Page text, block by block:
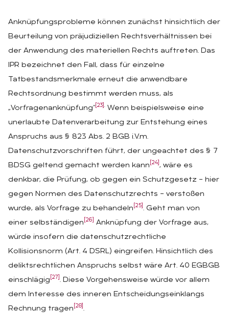
Anknüpfungsprobleme können zunächst hinsichtlich der
Beurteilung von präjudiziellen Rechtsverhältnissen bei
der Anwendung des materiellen Rechts auftreten. Das
IPR bezeichnet den Fall, dass für einzelne
Tatbestandsmerkmale erneut die anwendbare
Rechtsordnung bestimmt werden muss, als
„Vorfragenanknüpfung“ [23] . Wenn beispielsweise eine
unerlaubte Datenverarbeitung zur Entstehung eines
Anspruchs aus § 823 Abs. 2 BGB i.V.m.
Datenschutzvorschriften führt, der ungeachtet des § 7
BDSG geltend gemacht werden kann [24] , wäre es
denkbar, die Prüfung, ob gegen ein Schutzgesetz – hier
gegen Normen des Datenschutzrechts – verstoßen
wurde, als Vorfrage zu behandeln [25] . Geht man von
einer selbständigen [26]
Anknüpfung der Vorfrage aus,
würde insofern die datenschutzrechtliche
Kollisionsnorm (Art. 4 DSRL) eingreifen. Hinsichtlich des
deliktsrechtlichen Anspruchs selbst wäre Art. 40 EGBGB
einschlägig [27] . Diese Vorgehensweise würde vor allem
dem Interesse des inneren Entscheidungseinklangs
Rechnung tragen [28] .